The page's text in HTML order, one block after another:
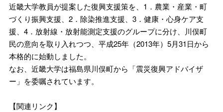
近畿大学教員が提案した復興支援策を、1．農業・産業・町
づくり振興支援、2．除染推進支援、3．健康・心身ケア支
援、4．放射線・放射能測定支援のグループに分け、川俣町
民の意向を取り入れつつ、平成25年（2013年）5月31日から
本格的に始動しました。
なお、近畿大学は福島県川俣町から「震災復興アドバイザ
ー」を委嘱されています。
【関連リンク】